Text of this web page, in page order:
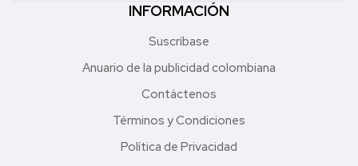
INFORMACIÓN
Suscríbase
Anuario de la publicidad colombiana
Contáctenos
Términos y Condiciones
Política de Privacidad